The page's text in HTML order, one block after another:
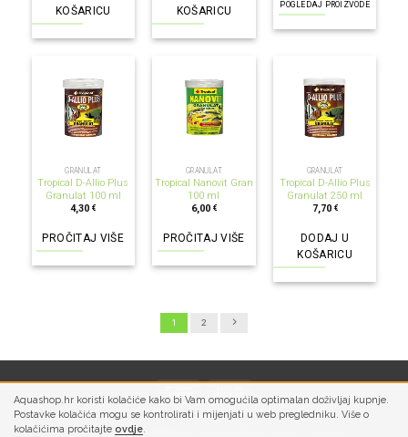
Aquashop.hr koristi kolačiće kako bi Vam omogućila optimalan doživljaj kupnje.
Postavke kolačića mogu se kontrolirati i mijenjati u web pregledniku. Više o
kolačićima pročitajte ovdje
KOŠARICU
KOŠARICU
POGLEDAJ PROIZVODE
NEMA NA ZALIHI
GRANULAT
Tropical D-Allio Plus
Granulat 100 ml
4,30€
PROČITAJ VIŠE
NEMA NA ZALIHI
GRANULAT
Tropical Nanovit Gran
100 ml
6,00 €
PROČITAJ VIŠE
GRANULAT
Tropical D-Allio Plus
Granulat 250 ml
7,70 €
DODAJ U
KOŠARICU
1 2
PRIVATNOST UVJETI KORIŠTENJA